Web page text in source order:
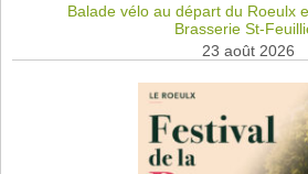
Balade vélo au départ du Roeulx
Brasserie St-
23 août 2026